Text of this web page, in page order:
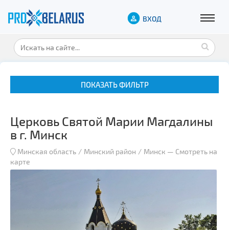
ВХОД
ПОКАЗАТЬ ФИЛЬТР
Гражданская архитектура
Церковь Cвятой Марии Магдалины
в г. Минск
Минская область Минский район Минск — Смотреть на
карте